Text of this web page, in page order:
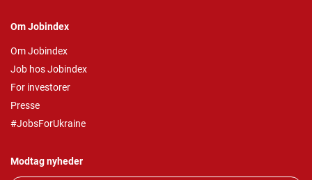
Om Jobindex
Om Jobindex
Job hos Jobindex
For investorer
Presse
#JobsForUkraine
Modtag nyheder